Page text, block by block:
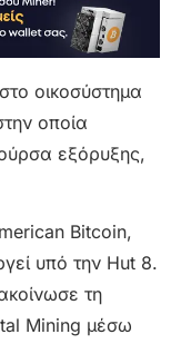
οικοσύστημα
οποία
εξόρυξης,
Bitcoin,
υπό την Hut 8.
τη
Mining μέσω